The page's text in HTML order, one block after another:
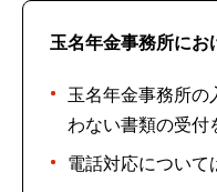
玉名年金事務所にお
玉名年金事務所の
わない書類の受付
電話対応について